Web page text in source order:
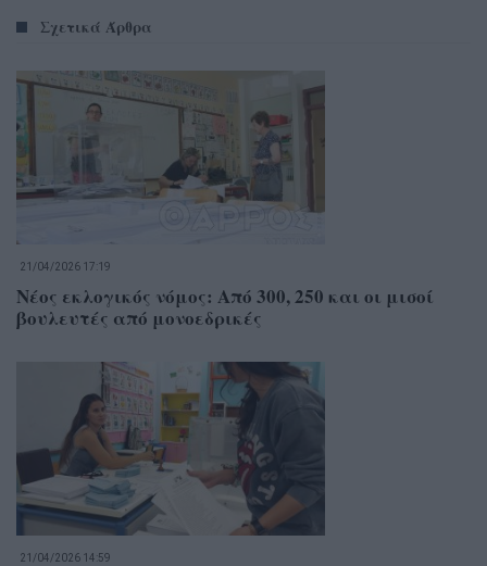
Σχετικά Άρθρα
21/04/2026 17:19
Νέος εκλογικός νόμος: Από 300, 250 και οι μισοί
βουλευτές από μονοεδρικές
21/04/2026 14:59